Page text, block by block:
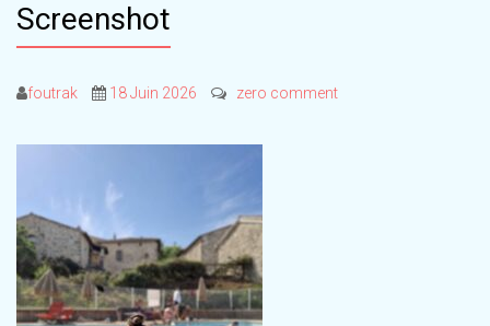
Screenshot
foutrak 18 Juin 2026 zero comment